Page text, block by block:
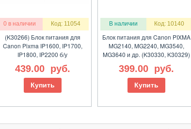
0 в наличии Код: 11054
(K30266) Блок питания для
Canon Pixma IP1600, IP1700,
IP1800, IP2200 б/у
439.00 руб.
Купить
В наличии Код: 10140
Блок питания для Canon PIXMA
MG2140, MG2240, MG3540,
MG3640 и др. (K30330, K30329)
399.00 руб.
Купить